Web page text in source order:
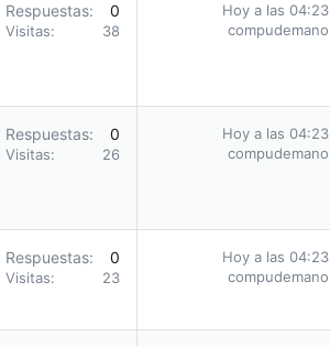
Respuestas 0
Visitas 38
Hoy a las 04:23
compudemano
Respuestas 0
Visitas 26
Hoy a las 04:23
compudemano
Respuestas 0
Visitas 23
Hoy a las 04:23
compudemano